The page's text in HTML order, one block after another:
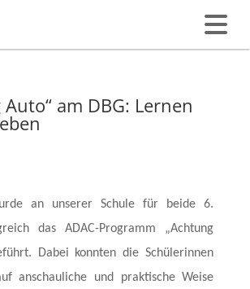
am DBG: Lernen
an unserer Schule für beide 6.
das ADAC-Programm „Achtung
Dabei konnten die Schülerinnen
anschauliche und praktische Weise